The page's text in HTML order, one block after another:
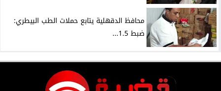
محافظ الدقهلية يتابع حملات الطب البيطري:
ضبط 1.5...